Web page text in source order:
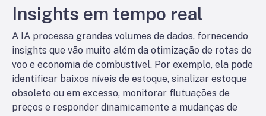
Insights em tempo real
A IA processa grandes volumes de dados, fornecendo
insights que vão muito além da otimização de rotas de
voo e economia de combustível. Por exemplo, ela pode
identificar baixos níveis de estoque, sinalizar estoque
obsoleto ou em excesso, monitorar flutuações de
preços e responder dinamicamente a mudanças de